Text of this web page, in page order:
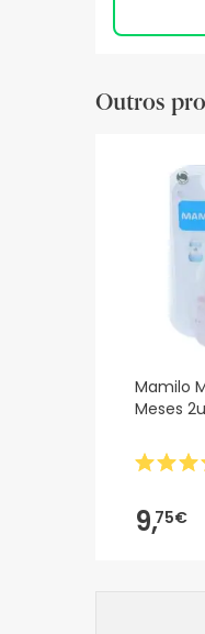
Outros
Mamilo
Meses
9,75€